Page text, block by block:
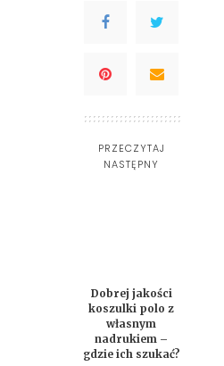
PRZECZYTAJ
NASTĘPNY
Dobrej jakości
koszulki polo z
własnym
nadrukiem –
gdzie ich szukać?